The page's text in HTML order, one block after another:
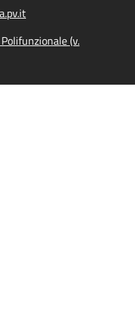
(v.